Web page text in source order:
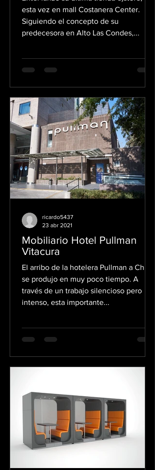
esta vez en mall Costanera Center.
Siguiendo el concepto de su
predecesora en Alto Las Condes,...
Mobiliario Hotel Pullman
Vitacura
El arribo de la hotelera Pullman a Chile
se produjo en muy poco tiempo. A
través de un trabajo silencioso pero
intenso, esta importante...
ricardo5437
23 abr 2021